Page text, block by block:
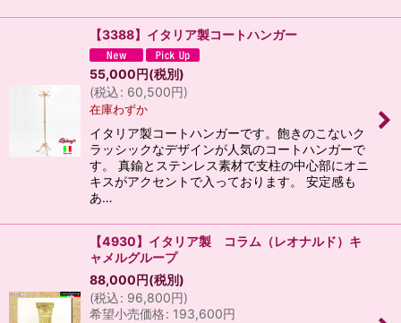
【3388】イタリア製コートハンガー
55,000円(税別)
(税込: 60,500円)
在庫わずか
イタリア製コートハンガーです。飽きのこないク
ラッシックなデザインが人気のコートハンガーで
す。 真鍮とステンレス素材で支柱の中心部にオニ
キスがアクセントで入っております。 安定感も
あ…
【4930】イタリア製 コラム（レオナルド）キ
ャメルグループ
88,000円(税別)
(税込: 96,800円)
希望小売価格: 193,600円